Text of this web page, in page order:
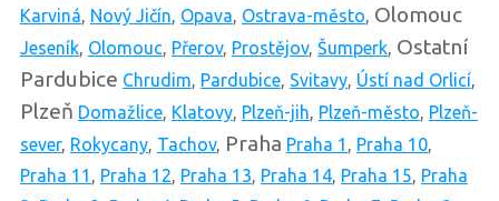
Karviná, Nový Jičín, Opava, Ostrava-město, Olomouc
Jeseník, Olomouc, Přerov, Prostějov, Šumperk, Ostatní
Pardubice Chrudim, Pardubice, Svitavy, Ústí nad Orlicí,
Plzeň Domažlice, Klatovy, Plzeň-jih, Plzeň-město, Plzeň-
sever, Rokycany, Tachov, Praha Praha 1 , Praha 10,
Praha 11 , Praha 12, Praha 13, Praha 14, Praha 15, Praha